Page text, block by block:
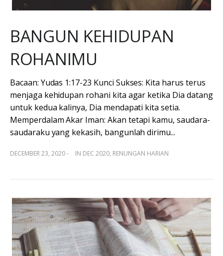
BANGUN KEHIDUPAN
ROHANIMU
Bacaan: Yudas 1:17-23 Kunci Sukses: Kita harus terus
menjaga kehidupan rohani kita agar ketika Dia datang
untuk kedua kalinya, Dia mendapati kita setia.
Memperdalam Akar Iman: Akan tetapi kamu, saudara-
saudaraku yang kekasih, bangunlah dirimu...
DECEMBER 23, 2020 - IN DEC 2020, RENUNGAN HARIAN